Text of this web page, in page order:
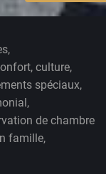
,
, culture,
spéciaux,
,
de chambre
famille,